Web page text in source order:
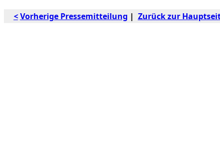
< Vorherige Pressemitteilung | Zurück zur